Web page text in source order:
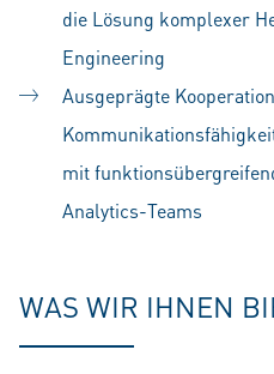
die Lösung komplexer
Engineering
Ausgeprägte
mit
Analytics-Teams
WAS WIR IHNEN